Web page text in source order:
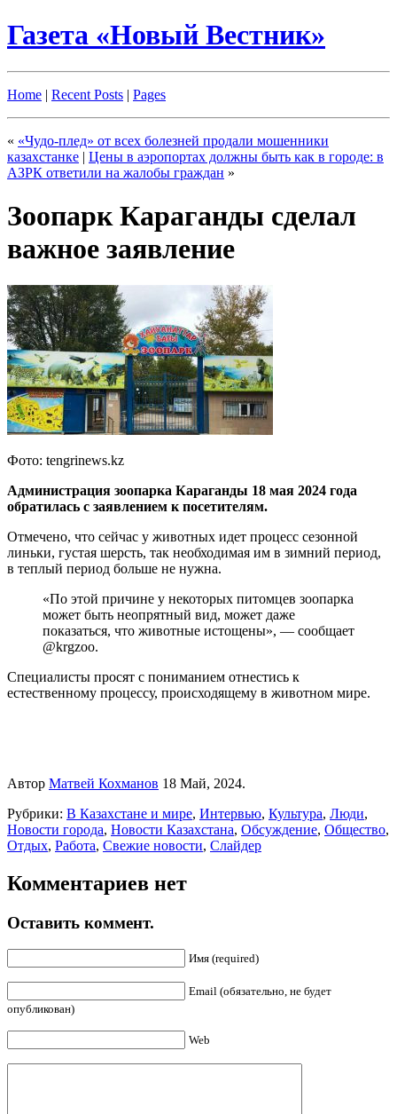
Газета «Новый Вестник»
Home | Recent Posts | Pages
« «Чудо-плед» от всех болезней продали мошенники
казахстанке | Цены в аэропортах должны быть как в городе: в
АЗРК ответили на жалобы граждан »
Зоопарк Караганды сделал
важное заявление
Фото: tengrinews.kz
Администрация зоопарка Караганды 18 мая 2024 года
обратилась с заявлением к посетителям.
Отмечено, что сейчас у животных идет процесс сезонной
линьки, густая шерсть, так необходимая им в зимний период,
в теплый период больше не нужна.
«По этой причине у некоторых питомцев зоопарка
может быть неопрятный вид, может даже
показаться, что животные истощены», — сообщает
@krgzoo.
Специалисты просят с пониманием отнестись к
естественному процессу, происходящему в животном мире.
Автор Матвей Кохманов 18 Май, 2024.
Рубрики: В Казахстане и мире, Интервью, Культура, Люди,
Новости города, Новости Казахстана, Обсуждение, Общество,
Отдых, Работа, Свежие новости, Слайдер
Комментариев нет
Оставить коммент.
Имя (required)
Email (обязательно, не будет
опубликован)
Web